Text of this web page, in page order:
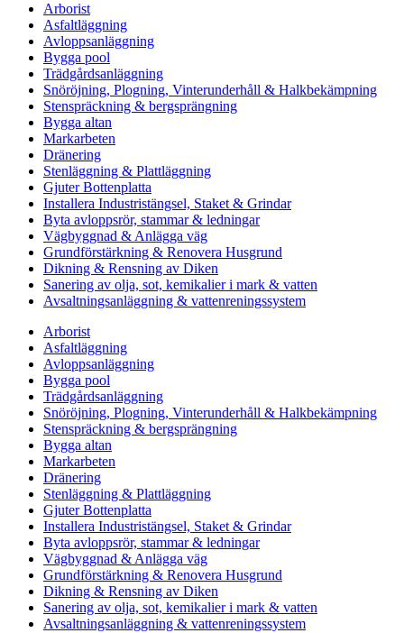
Arborist
Asfaltläggning
Avloppsanläggning
Bygga pool
Trädgårdsanläggning
Snöröjning, Plogning, Vinterunderhåll & Halkbekämpning
Stenspräckning & bergsprängning
Bygga altan
Markarbeten
Dränering
Stenläggning & Plattläggning
Gjuter Bottenplatta
Installera Industristängsel, Staket & Grindar
Byta avloppsrör, stammar & ledningar
Vägbyggnad & Anlägga väg
Grundförstärkning & Renovera Husgrund
Dikning & Rensning av Diken
Sanering av olja, sot, kemikalier i mark & vatten
Avsaltningsanläggning & vattenreningssystem
Arborist
Asfaltläggning
Avloppsanläggning
Bygga pool
Trädgårdsanläggning
Snöröjning, Plogning, Vinterunderhåll & Halkbekämpning
Stenspräckning & bergsprängning
Bygga altan
Markarbeten
Dränering
Stenläggning & Plattläggning
Gjuter Bottenplatta
Installera Industristängsel, Staket & Grindar
Byta avloppsrör, stammar & ledningar
Vägbyggnad & Anlägga väg
Grundförstärkning & Renovera Husgrund
Dikning & Rensning av Diken
Sanering av olja, sot, kemikalier i mark & vatten
Avsaltningsanläggning & vattenreningssystem